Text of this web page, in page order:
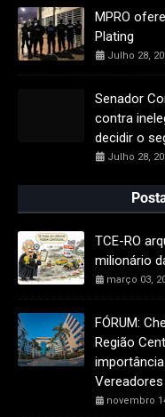
MPRO
Plating
Julho 28,
Senador
contra
decidir o
Julho 28,
TCE-RO
milionário
março 03,
FÓRUM:
Região
Vereadores
novembro